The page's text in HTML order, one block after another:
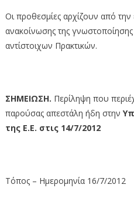
Οι προθεσμίες αρχίζουν από
ανακοίνωσης της
αντίστοιχων Πρακτικών.
ΣΗΜΕΙΩΣΗ. Περίληψη που
παρούσας απεστάλη ήδη στην
της Ε.Ε. στις 14/7/2012
Τόπος – Ημερομηνία 16/7/2012